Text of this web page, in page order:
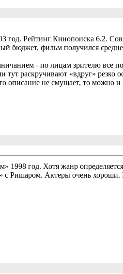
год. Рейтинг Кинопоиска 6.2.
бюджет, фильм получился
- по лицам зрителю все
тут раскручивают «вдруг» резко
описание не смущает, то можно и
1998 год. Хотя жанр
с Ришаром. Актеры очень хороши.